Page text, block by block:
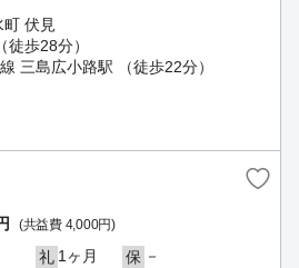
町 伏見
歩28分）
三島広小路駅 （徒歩22分）
(共益費 4,000円)
礼 1ヶ月 保 －